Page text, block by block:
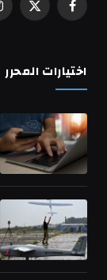
فيسبوكX
اختيارات المحرر